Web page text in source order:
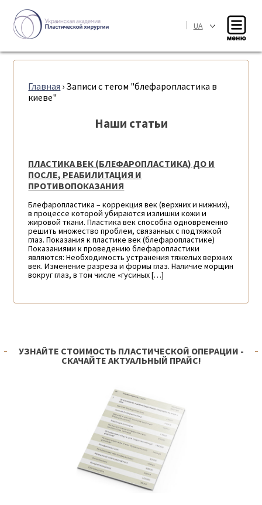
| UA
Главная › Записи с тегом "блефаропластика в
киеве"
Наши статьи
ПЛАСТИКА ВЕК (БЛЕФАРОПЛАСТИКА) ДО И
ПОСЛЕ, РЕАБИЛИТАЦИЯ И
ПРОТИВОПОКАЗАНИЯ
Блефаропластика – коррекция век (верхних и нижних),
в процессе которой убираются излишки кожи и
жировой ткани. Пластика век способна одновременно
решить множество проблем, связанных с подтяжкой
глаз. Показания к пластике век (блефаропластике)
Показаниями к проведению блефаропластики
являются: Необходимость устранения тяжелых верхних
век. Изменение разреза и формы глаз. Наличие морщин
вокруг глаз, в том числе «гусиных […]
УЗНАЙТЕ СТОИМОСТЬ ПЛАСТИЧЕСКОЙ ОПЕРАЦИИ -
СКАЧАЙТЕ АКТУАЛЬНЫЙ ПРАЙС!